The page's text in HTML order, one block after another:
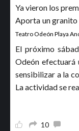
Ya vieron los
Aporta un granito
Teatro Odeón Playa
El próximo
Odeón efectuará
sensibilizar a la
La actividad se
10